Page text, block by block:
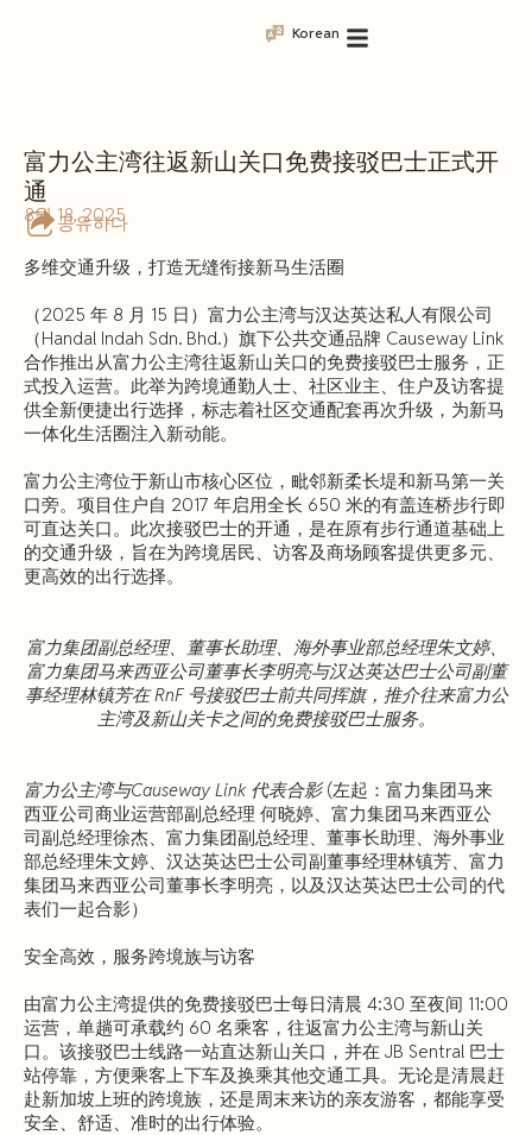
Korean
富力公主湾往返新山关口免费接驳巴士正式开
通
공유하다
8월 18, 2025
多维交通升级，打造无缝衔接新马生活圈
（2025 年 8 月 15 日）富力公主湾与汉达英达私人有限公司
（Handal Indah Sdn. Bhd.）旗下公共交通品牌 Causeway Link
合作推出从富力公主湾往返新山关口的免费接驳巴士服务，正
式投入运营。此举为跨境通勤人士、社区业主、住户及访客提
供全新便捷出行选择，标志着社区交通配套再次升级，为新马
一体化生活圈注入新动能。
富力公主湾位于新山市核心区位，毗邻新柔长堤和新马第一关
口旁。项目住户自 2017 年启用全长 650 米的有盖连桥步行即
可直达关口。此次接驳巴士的开通，是在原有步行通道基础上
的交通升级，旨在为跨境居民、访客及商场顾客提供更多元、
更高效的出行选择。
富力集团副总经理、董事长助理、海外事业部总经理朱文婷、
富力集团马来西亚公司董事长李明亮与汉达英达巴士公司副董
事经理林镇芳在 RnF 号接驳巴士前共同挥旗，推介往来富力公
主湾及新山关卡之间的免费接驳巴士服务。
富力公主湾与Causeway Link 代表合影(左起：富力集团马来
西亚公司商业运营部副总经理 何晓婷、富力集团马来西亚公
司副总经理徐杰、富力集团副总经理、董事长助理、海外事业
部总经理朱文婷、汉达英达巴士公司副董事经理林镇芳、富力
集团马来西亚公司董事长李明亮，以及汉达英达巴士公司的代
表们一起合影）
安全高效，服务跨境族与访客
由富力公主湾提供的免费接驳巴士每日清晨 4:30 至夜间 11:00
运营，单趟可承载约 60 名乘客，往返富力公主湾与新山关
口。该接驳巴士线路一站直达新山关口，并在 JB Sentral 巴士
站停靠，方便乘客上下车及换乘其他交通工具。无论是清晨赶
赴新加坡上班的跨境族，还是周末来访的亲友游客，都能享受
安全、舒适、准时的出行体验。